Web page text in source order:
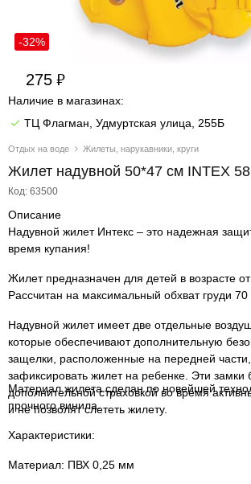
Отдых на воде Жилеты, нарукавники, круги
Жилет надувной 50*47 см INTEX
Код: 63500
-32%
275
Наличие в магазинах:
ТЦ Флагман, Удмуртская улица, 255Б
Описание
Надувной жилет Интекс – это надежная
время купания!
Жилет предназначен для детей в возрасте
Рассчитан на максимальный обхват груди 70
Надувной жилет имеет две отдельные
которые обеспечивают дополнительную
защелки, расположенные на передней части,
зафиксировать жилет на ребенке. Эти замки
дополнительной страховкой во время
и не позволят слететь жилету.
Материал жилета сделан по новейшей
прочного винила.
Характеристики:
Материал: ПВХ 0,25 мм